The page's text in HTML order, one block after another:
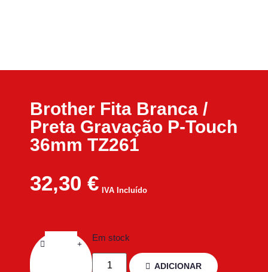
Brother Fita Branca /
Preta Gravação P-Touch
36mm TZ261
32,30 € IVA Incluído
Em stock
ADICIONAR